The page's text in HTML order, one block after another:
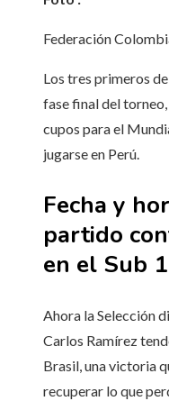
Federación
Los tres primeros
fase final del
cupos para el
jugarse en Perú.
Fecha y
partido
en el Sub
Ahora la Selección
Carlos Ramírez
Brasil, una victoria
recuperar lo que